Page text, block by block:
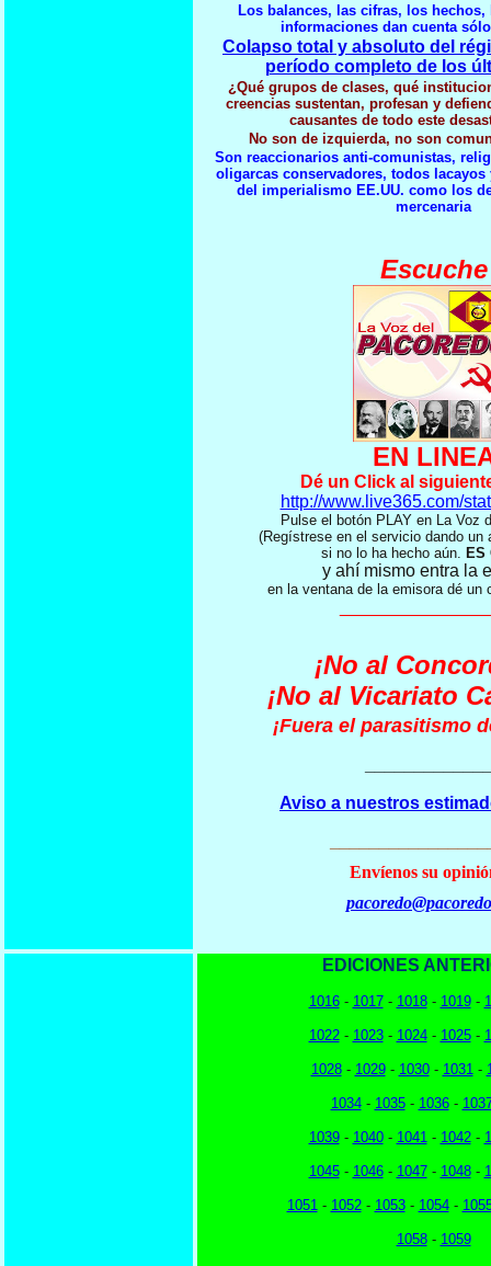
Los balances, las cifras, los
informaciones dan cuenta
Colapso total y absoluto del
período completo de los
¿Qué grupos de clases, qué
creencias sustentan, profesan y
causantes de todo este
No son de izquierda, no son
Son reaccionarios anti-comunistas,
oligarcas conservadores, todos
del imperialismo EE.UU. como los
mercenaria
Escuche
EN
Dé un Click al
http://www.live365.com/
Pulse el botón PLAY en La Voz
(Regístrese en el servicio dando un
si no lo ha hecho aún. ES
y ahí mismo entra la
en la ventana de la emisora dé
¡No al
¡No al Vicariato
¡Fuera el parasitismo
Aviso a nuestros
Envíenos su
EDICIONES
1016- 1017- 1018- 1019-
1022- 1023- 1024- 1025-
1028- 1029- 1030- 1031-
1034- 1035- 1036-
1039- 1040- 1041- 1042-
1045- 1046- 1047- 1048-
1051- 1052- 1053- 1054-
1058- 1059